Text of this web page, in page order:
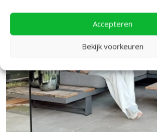
Accepteren
Bekijk voorkeuren